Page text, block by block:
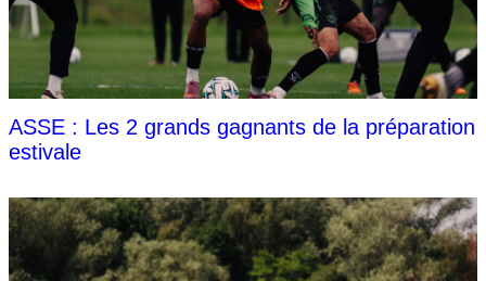
ASSE : Les 2 grands gagnants de la préparation
estivale